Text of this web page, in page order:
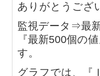
ありがとうござ
監視データ⇒最
『最新500個の
す。
グラフでは、『